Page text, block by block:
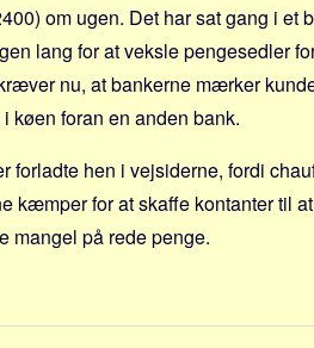
om ugen. Det har sat gang i et
lang for at veksle pengesedler
nu, at bankerne mærker
køen foran en anden bank.
forladte hen i vejsiderne, fordi
kæmper for at skaffe kontanter til
mangel på rede penge.